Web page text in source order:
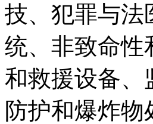
技、犯罪与法
统、非致命性
和救援设备、
防护和爆炸